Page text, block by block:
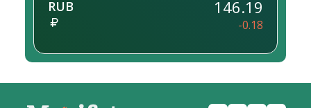
RUB 146.19
-0.18